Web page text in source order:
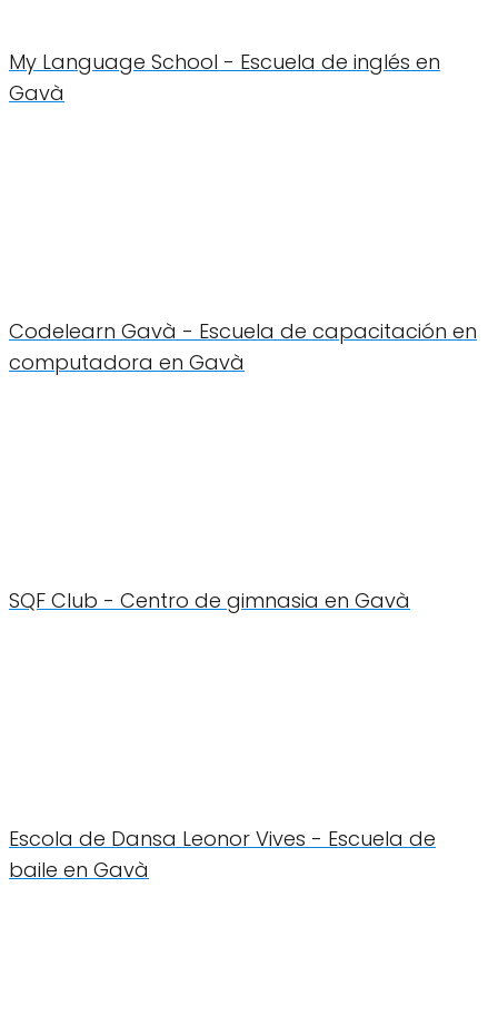
My Language School - Escuela de inglés en
Gavà
Codelearn Gavà - Escuela de capacitación en
computadora en Gavà
SQF Club - Centro de gimnasia en Gavà
Escola de Dansa Leonor Vives - Escuela de
baile en Gavà